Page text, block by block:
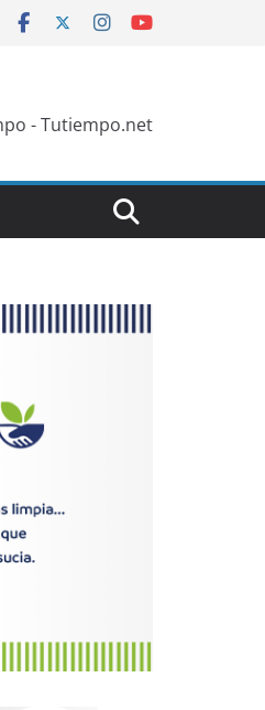
- Tutiempo.net